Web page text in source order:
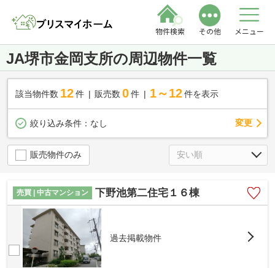
物件検索 その他 メニュー
JA堺市金岡支所の周辺物件一覧
該当物件数 12件 販売数 0 件 1～12 件を表示
絞り込み条件： なし 変更
販売物件のみ
売買 | 中古マンション 下野池第二住宅１６棟
過去掲載物件